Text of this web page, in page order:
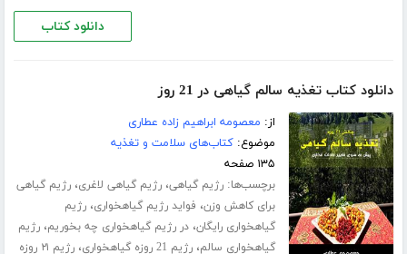
دانلود کتاب
دانلود کتاب تغذیه سالم گیاهی در 21 روز
از: معصومه ابراهیم زاده عطاری
موضوع:کتاب‌های سلامت و تغذیه
۱۳۵ صفحه
برچسب‌ها:رژیم گیاهی،رژیم گیاهی لاغری،رژیم گیاهی
برای کاهش وزن، فواید رژیم گیاهخواری،رژیم
گیاهخواری رایگان،در رژیم گیاهخواری چه بخوریم،رژیم
گیاهخواری سالم،رژیم 21 روزه گیاهخواری ،
رژیم ۲۱ روزه